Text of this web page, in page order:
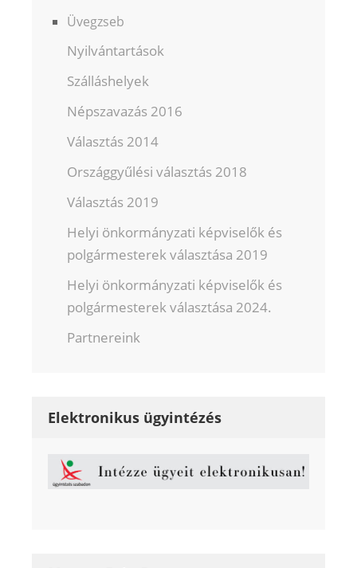
Üvegzseb
Nyilvántartások
Szálláshelyek
Népszavazás 2016
Választás 2014
Országgyűlési választás 2018
Választás 2019
Helyi önkormányzati képviselők és
polgármesterek választása 2019
Helyi önkormányzati képviselők és
polgármesterek választása 2024.
Partnereink
Elektronikus ügyintézés